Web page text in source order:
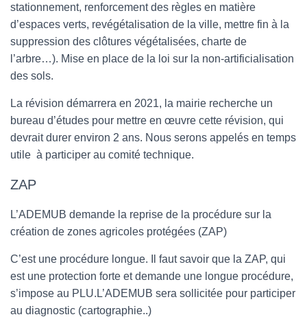
stationnement, renforcement des règles en matière
d’espaces verts, revégétalisation de la ville, mettre fin à la
suppression des clôtures végétalisées, charte de
l’arbre…). Mise en place de la loi sur la non-artificialisation
des sols.
La révision démarrera en 2021, la mairie recherche un
bureau d’études pour mettre en œuvre cette révision, qui
devrait durer environ 2 ans. Nous serons appelés en temps
utile à participer au comité technique.
ZAP
L’ADEMUB demande la reprise de la procédure sur la
création de zones agricoles protégées (ZAP)
C’est une procédure longue. Il faut savoir que la ZAP, qui
est une protection forte et demande une longue procédure,
s’impose au PLU.L’ADEMUB sera sollicitée pour participer
au diagnostic (cartographie..)